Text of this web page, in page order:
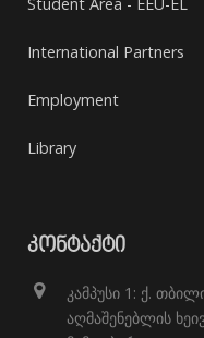
International Partners
Employment
Library
ᲙᲝᲜᲢᲐᲥᲢᲘ
კამპუსი 1: ქ.
აღმაშენებლის